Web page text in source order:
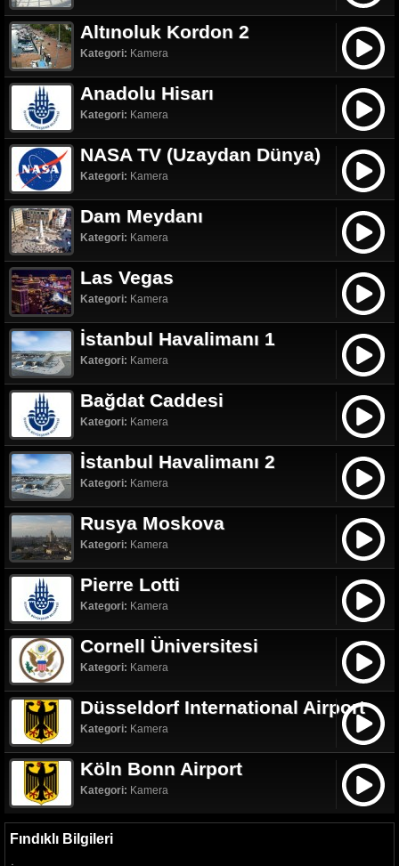
Altınoluk Kordon 2
Kategori: Kamera
Anadolu Hisarı
Kategori: Kamera
NASA TV (Uzaydan Dünya)
Kategori: Kamera
Dam Meydanı
Kategori: Kamera
Las Vegas
Kategori: Kamera
İstanbul Havalimanı 1
Kategori: Kamera
Bağdat Caddesi
Kategori: Kamera
İstanbul Havalimanı 2
Kategori: Kamera
Rusya Moskova
Kategori: Kamera
Pierre Lotti
Kategori: Kamera
Cornell Üniversitesi
Kategori: Kamera
Düsseldorf International Airport
Kategori: Kamera
Köln Bonn Airport
Kategori: Kamera
Fındıklı Bilgileri